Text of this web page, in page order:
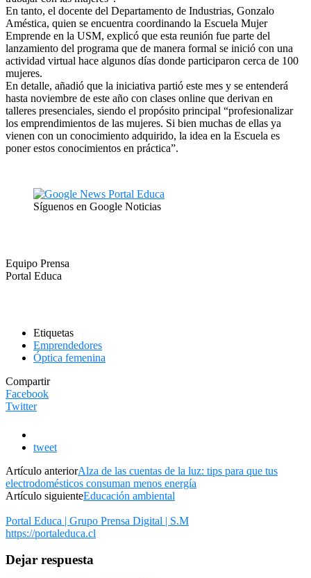
En tanto, el docente del Departamento de Industrias, Gonzalo
Améstica, quien se encuentra coordinando la Escuela Mujer
Emprende en la USM, explicó que esta reunión fue parte del
lanzamiento del programa que de manera formal se inició con una
actividad virtual hace algunos días donde participaron cerca de 100
mujeres.
En detalle, añadió que la iniciativa partió este mes y se entenderá
hasta noviembre de este año con clases online que derivan en
talleres presenciales, siendo el propósito principal “profesionalizar
los emprendimientos de las mujeres. Si bien muchas de ellas ya
vienen con un conocimiento adquirido, la idea en la Escuela es
poner estos conocimientos en práctica”.
Síguenos en Google Noticias
Equipo Prensa
Portal Educa
Etiquetas
Emprendedores
Óptica femenina
Compartir
Facebook
Twitter
tweet
Artículo anteriorAlza de las cuentas de la luz: tips para que tus
electrodomésticos consuman menos energía
Artículo siguienteEducación ambiental
Portal Educa | Grupo Prensa Digital | S.M
https://portaleduca.cl
Dejar respuesta